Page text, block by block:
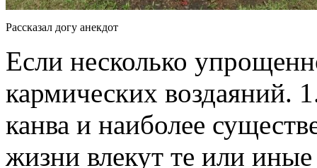
Рассказал догу анекдот
Если несколько
кармических
канва и наиболее
жизни влекут те или